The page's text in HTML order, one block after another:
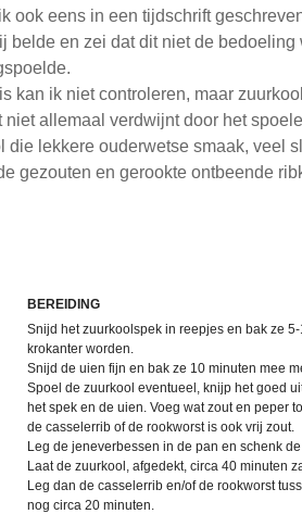
ook eens in een tijdschrift
belde en zei dat dit niet de
kan ik niet controleren, maar
niet allemaal verdwijnt door het
die lekkere ouderwetse smaak, veel
gezouten en gerookte ontbeende
BEREIDING
Snijd het zuurkoolspek in reepjes en bak ze
krokanter worden.
Snijd de uien fijn en bak ze 10 minuten mee
Spoel de zuurkool eventueel, knijp het goed
het spek en de uien. Voeg wat zout en peper
de casselerrib of de rookworst is ook vrij zout.
Leg de jeneverbessen in de pan en schenk
Laat de zuurkool, afgedekt, circa 40 minuten
Leg dan de casselerrib en/of de rookworst
nog circa 20 minuten.